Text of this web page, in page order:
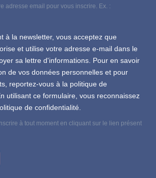
adresse email pour vous inscrire. Ex. :
à la newsletter, vous acceptez que
et utilise votre adresse e-mail dans le
sa lettre d'informations. Pour en savoir
de vos données personnelles et pour
reportez-vous à la politique de
utilisant ce formulaire, vous reconnaissez
de confidentialité.
à tout moment en cliquant sur le lien présent